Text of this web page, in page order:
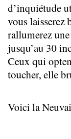
d’inquiétude
vous laisserez
rallumerez
jusqu’au 30
Ceux qui
toucher, elle
Voici la